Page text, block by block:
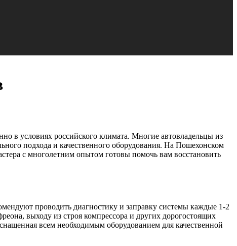
в условиях российского климата. Многие автовладельцы из
подхода и качественного оборудования. На Пошехонском
с многолетним опытом готовы помочь вам восстановить
проводить диагностику и заправку системы каждые 1-2
выходу из строя компрессора и других дорогостоящих
всем необходимым оборудованием для качественной